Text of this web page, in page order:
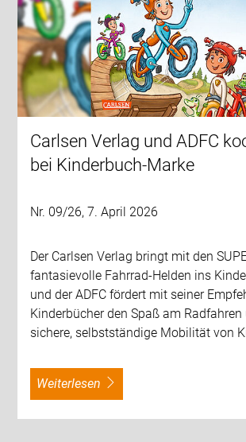
Carlsen Verlag und ADFC
bei Kinderbuch-Marke
Nr. 09/26, 7. April 2026
Der Carlsen Verlag bringt mit den
fantasievolle Fahrrad-Helden ins
und der ADFC fördert mit seiner
Kinderbücher den Spaß am Radfahren
sichere, selbstständige Mobilität von
weiterlesen